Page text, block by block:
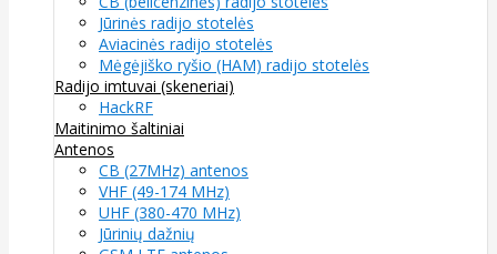
Jūrinės radijo stotelės
Aviacinės radijo stotelės
Mėgėjiško ryšio (HAM) radijo stotelės
Radijo imtuvai (skeneriai)
HackRF
Maitinimo šaltiniai
Antenos
CB (27MHz) antenos
VHF (49-174 MHz)
UHF (380-470 MHz)
Jūrinių dažnių